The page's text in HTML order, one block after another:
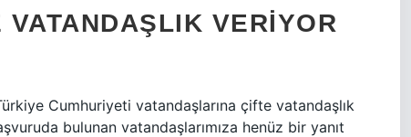
VERIYOR
Cumhuriyeti vatandaşlarına çifte vatandaşlık
bulunan vatandaşlarımıza henüz bir yanıt